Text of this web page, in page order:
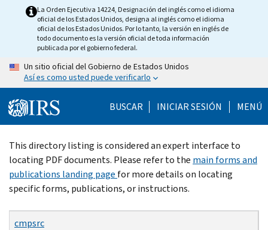
La Orden Ejecutiva 14224, Designación del inglés como el idioma
oficial de los Estados Unidos, designa al inglés como el idioma
oficial de los Estados Unidos. Por lo tanto, la versión en inglés de
todo documento es la versión oficial de toda información
publicada por el gobierno federal.
Un sitio oficial del Gobierno de Estados Unidos
Así es como usted puede verificarlo
BUSCAR INICIAR SESIÓN MENÚ
Beginning
of
main
content
This directory listing is considered an expert interface to
locating PDF documents. Please refer to the main forms and
publications landing page for more details on locating
specific forms, publications, or instructions.
cmpsrc